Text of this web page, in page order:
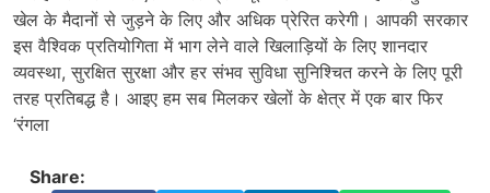
खेल के मैदानों से जुड़ने के लिए और अधिक प्रेरित करेगी। आपकी सरकार
इस वैश्विक प्रतियोगिता में भाग लेने वाले खिलाड़ियों के लिए शानदार
व्यवस्था, सुरक्षित सुरक्षा और हर संभव सुविधा सुनिश्चित करने के लिए पूरी
तरह प्रतिबद्ध है। आइए हम सब मिलकर खेलों के क्षेत्र में एक बार फिर
‘रंगला
Share: